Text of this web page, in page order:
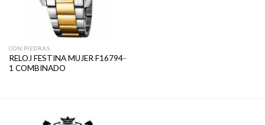
CON PIEDRAS
RELOJ FESTINA MUJER F16794-
1 COMBINADO